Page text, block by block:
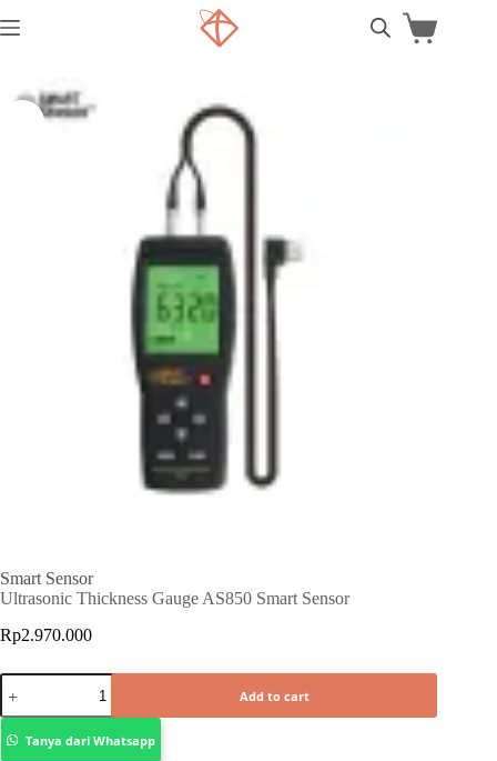
Smart Sensor
Ultrasonic Thickness Gauge AS850 Smart Sensor
Rp2.970.000
Add to cart
Tanya dari Whatsapp